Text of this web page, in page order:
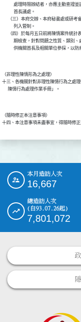
處理時限辦結者，亦應主動查
            首長議處。
（三）本府交辦、本府秘書處或研
            列入管制。
（四）於每月五日前將陳情案件統
期檢查，針對問題之性質、類
（非理性陳情形為之處理）
十三、各機關針對非理性陳情行為之處
（隨時修正本注意事項）
::: 本月造訪人次
16,667
總造訪人次
(自93.07.26起)
7,801,072